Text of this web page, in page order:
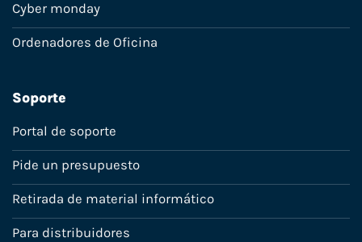
Cyber monday
Ordenadores de Oficina
Soporte
Portal de soporte
Pide un presupuesto
Retirada de material informático
Para distribuidores